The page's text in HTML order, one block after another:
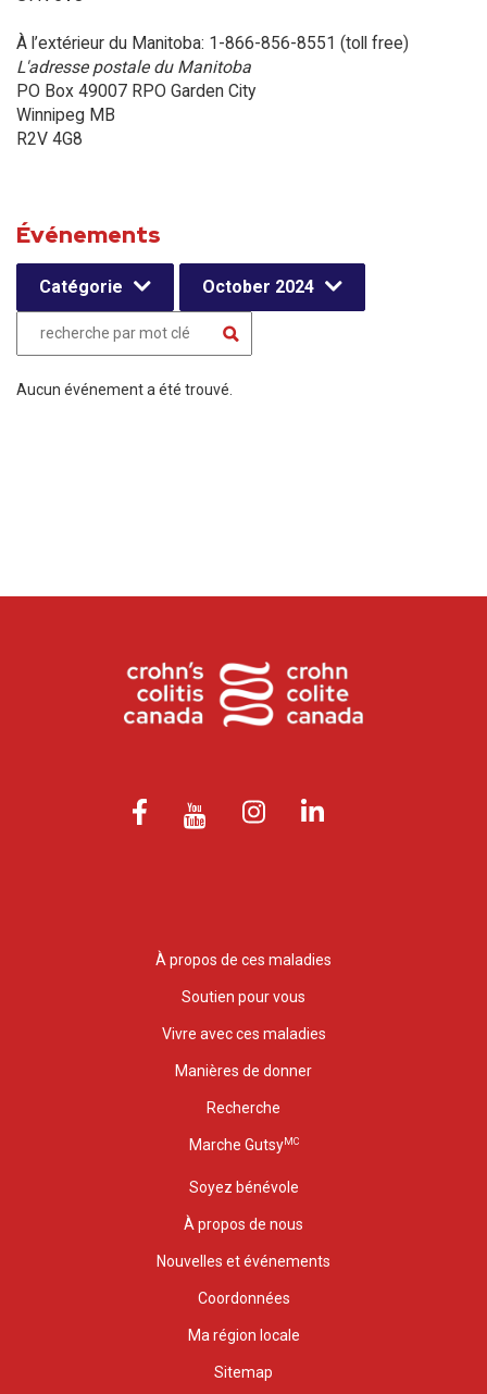
À l’extérieur du Manitoba: 1-866-856-8551 (toll free)
L'adresse postale du Manitoba
PO Box 49007 RPO Garden City
Winnipeg MB
R2V 4G8
Événements
Catégorie October 2024
Aucun événement a été trouvé.
À propos de ces maladies
Soutien pour vous
Vivre avec ces maladies
Manières de donner
Recherche
Marche GutsyMC
Soyez bénévole
À propos de nous
Nouvelles et événements
Coordonnées
Ma région locale
Sitemap